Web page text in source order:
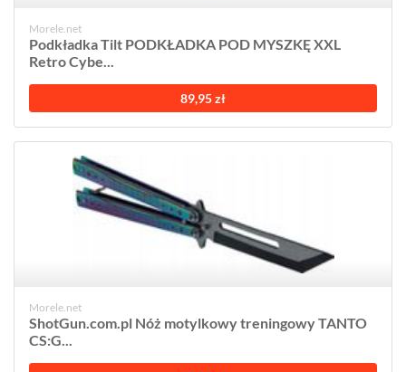
Morele.net
Podkładka Tilt PODKŁADKA POD MYSZKĘ XXL
Retro Cybe...
89,95 zł
Morele.net
ShotGun.com.pl Nóż motylkowy treningowy TANTO
CS:G...